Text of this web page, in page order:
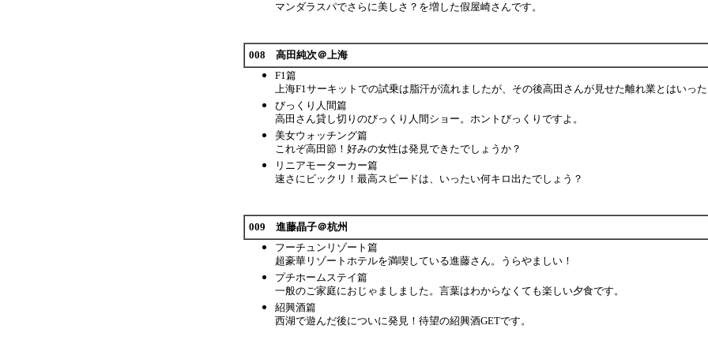
マンダラスパでさらに美しさ？を増した假屋崎さんです。
008 高田純次＠上海
F1篇
上海F1サーキットでの試乗は脂汗が流れましたが、その後高田さんが見せた離れ業とはいっ
びっくり人間篇
高田さん貸し切りのびっくり人間ショー。ホントびっくりですよ。
美女ウォッチング篇
これぞ高田節！好みの女性は発見できたでしょうか？
リニアモーターカー篇
速さにビックリ！最高スピードは、いったい何キロ出たでしょう？
009 進藤晶子＠杭州
フーチュンリゾート篇
超豪華リゾートホテルを満喫している進藤さん。うらやましい！
プチホームステイ篇
一般のご家庭におじゃましました。言葉はわからなくても楽しい夕食です。
紹興酒篇
西湖で遊んだ後についに発見！待望の紹興酒GETです。